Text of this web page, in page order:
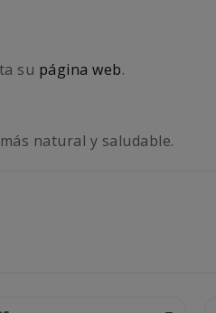
su página web.
natural y saludable.